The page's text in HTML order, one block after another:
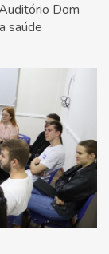
Dom
saúde